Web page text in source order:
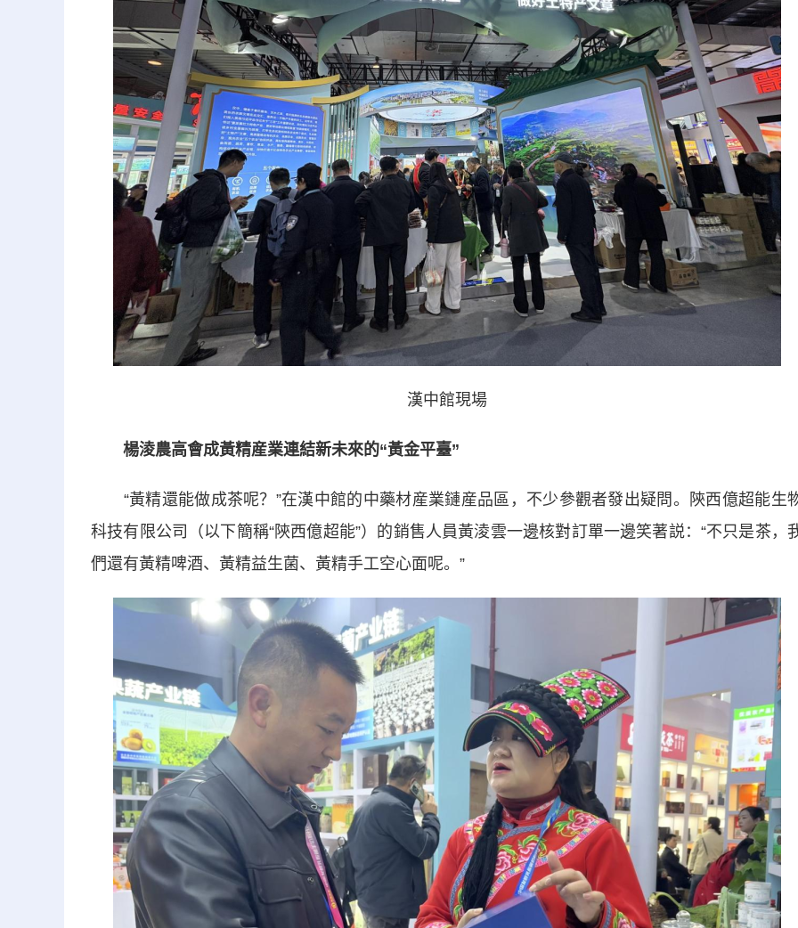
漢中館現場
楊淩農高會成黃精産業連結新未來的“黃金平臺”
“黃精還能做成茶呢？”在漢中館的中藥材産業鏈産品區，不少參觀者發出疑問。陝西億超能生
科技有限公司（以下簡稱“陝西億超能”）的銷售人員黃淩雲一邊核對訂單一邊笑著説：“不只是茶，
們還有黃精啤酒、黃精益生菌、黃精手工空心面呢。”